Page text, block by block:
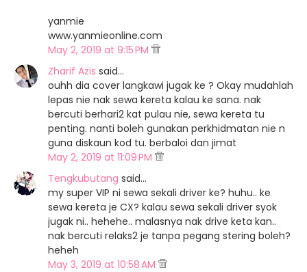
yanmie
www.yanmieonline.com
May 2, 2019 at 9:15 PM
Zharif Azis said…
ouhh dia cover langkawi jugak ke ? Okay mudahlah
lepas nie nak sewa kereta kalau ke sana. nak
bercuti berhari2 kat pulau nie, sewa kereta tu
penting. nanti boleh gunakan perkhidmatan nie n
guna diskaun kod tu. berbaloi dan jimat
May 2, 2019 at 11:09 PM
Tengkubutang said…
my super VIP ni sewa sekali driver ke? huhu.. ke
sewa kereta je CX? kalau sewa sekali driver syok
jugak ni.. hehehe.. malasnya nak drive keta kan..
nak bercuti relaks2 je tanpa pegang stering boleh?
heheh
May 3, 2019 at 10:58 AM